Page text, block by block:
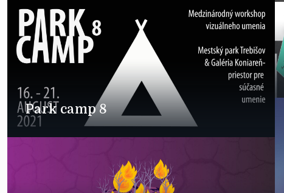
Park camp 8